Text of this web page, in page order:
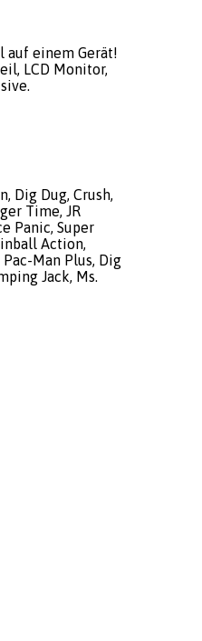
auf einem Gerät!
LCD Monitor,
Dig Dug, Crush,
Time, JR
Panic, Super
Action,
Pac-Man Plus, Dig
Jack, Ms.